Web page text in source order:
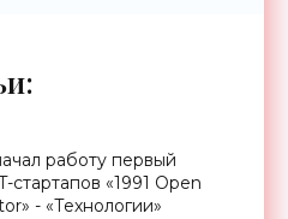
работу первый
стартапов «1991 Open
- «Технологии»